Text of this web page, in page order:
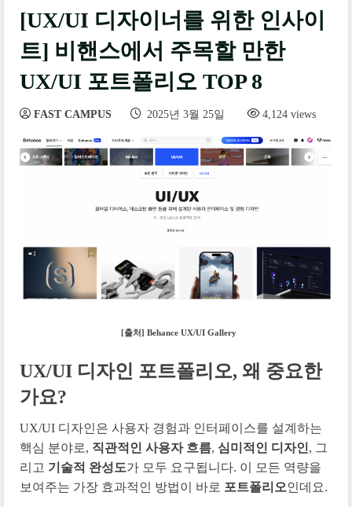
[UX/UI 디자이너를 위한 인사이
트] 비핸스에서 주목할 만한
UX/UI 포트폴리오 TOP 8
FAST CAMPUS 2025년 3월 25일 4,124 views
[출처] Behance UX/UI Gallery
UX/UI 디자인 포트폴리오, 왜 중요한
가요?
UX/UI 디자인은 사용자 경험과 인터페이스를 설계하는
핵심 분야로, 직관적인 사용자 흐름, 심미적인 디자인, 그
리고 기술적 완성도가 모두 요구됩니다. 이 모든 역량을
보여주는 가장 효과적인 방법이 바로 포트폴리오인데요.